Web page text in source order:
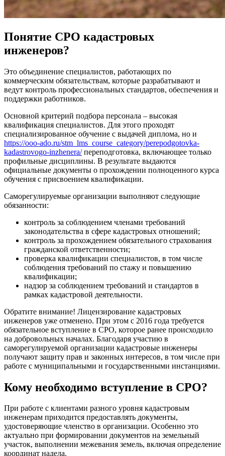
Понятие СРО кадастровых
инженеров?
Это объединение специалистов, работающих по
коммерческим обязательствам, которые разрабатывают и
ведут контроль профессиональных стандартов, обеспечения и
поддержки работников.
Основной критерий подбора персонала – высокая
квалификация специалистов. Для этого проходят
специализированное обучение с выдачей диплома, но и
https://ooo-ado.ru/stm_lms_course_category/perepodgotovka-
kadastrovogo-inzhenera/переподготовка, включающее только
профильные дисциплины. В результате выдаются
официальные документы о прохождении полноценного курса
обучения с присвоением квалификации.
Саморегулируемые организации выполняют следующие
обязанности:
контроль за соблюдением членами требований
законодательства в сфере кадастровых отношений;
контроль за прохождением обязательного страхования
гражданской ответственности;
проверка квалификации специалистов, в том числе
соблюдения требований по стажу и повышению
квалификации;
надзор за соблюдением требований и стандартов в
рамках кадастровой деятельности.
Обратите внимание! Лицензирование кадастровых
инженеров уже отменено. При этом с 2016 года требуется
обязательное вступление в СРО, которое ранее происходило
на добровольных началах. Благодаря участию в
саморегулируемой организации кадастровые инженеры
получают защиту прав и законных интересов, в том числе при
работе с муниципальными и государственными инстанциями.
Кому необходимо вступление в СРО?
При работе с клиентами разного уровня кадастровым
инженерам приходится предоставлять документы,
удостоверяющие членство в организации. Особенно это
актуально при формировании документов на земельный
участок, выполнении межевания земель, включая определение
координат надела.